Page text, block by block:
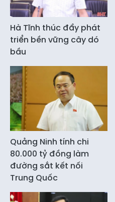
Hà Tĩnh thúc đẩy phát
triển bền vững cây dó
bầu
Quảng Ninh tính chi
80.000 tỷ đồng làm
đường sắt kết nối
Trung Quốc